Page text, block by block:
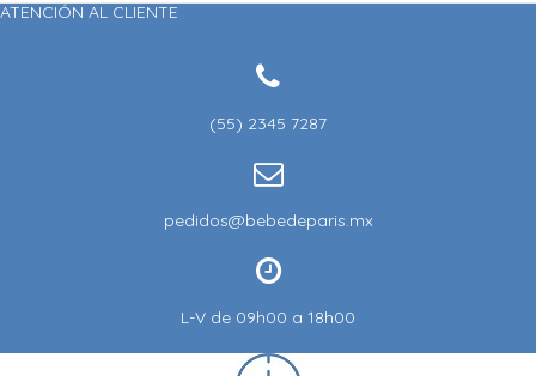
ATENCIÓN AL CLIENTE
(55) 2345 7287
pedidos@bebedeparis.mx
L-V de 09h00 a 18h00